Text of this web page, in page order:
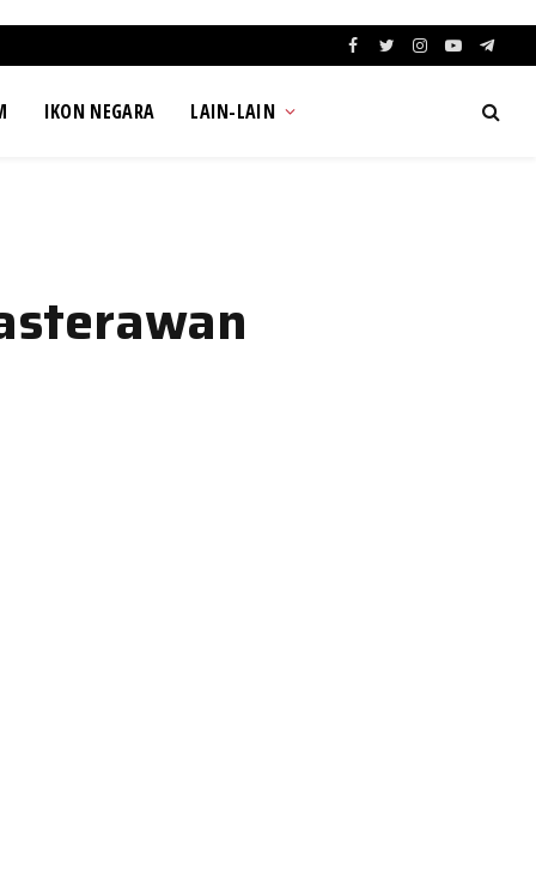
Facebook
TwitterInstagram
YouTube
IKON NEGARA LAIN-LAIN